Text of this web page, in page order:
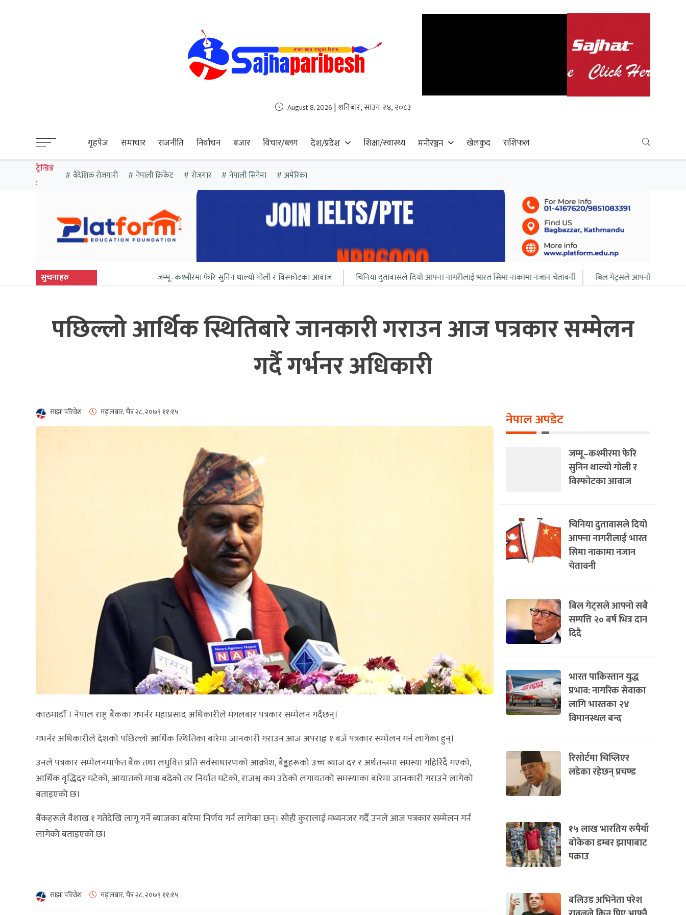
August 8, 2026 | शनिबार, साउन २४, २०८३
गृहपेज समाचार राजनीति निर्वाचन बजार विचार/ब्लग देश/प्रदेश शिक्षा/स्वास्थ्य मनोरञ्जन खेलकुद राशिफल
ट्रेन्डिङ
:
वैदेशिक रोजगारी नेपाली क्रिकेट रोजगार नेपाली सिनेमा अमेरिका
सुचनाहरु जम्मू–कश्मीरमा फेरि सुनिन थाल्यो गोली र विस्फोटका आवाज चिनिया दुतावासले दियो आफ्ना नागरीलाई भारत सिमा नाकामा नजान चेतावनी बिल गेट्सले आफ्नो सबै सम्पत्ति २० बर्ष भित्र दान
पछिल्लो आर्थिक स्थितिबारे जानकारी गराउन आज पत्रकार सम्मेलन
गर्दै गर्भनर अधिकारी
साझा परिवेश मङ्लबार, चैत्र २८, २०७९ ११:१५
काठमाडौँ । नेपाल राष्ट्र बैंकका गभर्नर महाप्रसाद अधिकारीले मंगलबार पत्रकार सम्मेलन गर्दैछन्।
गभर्नर अधिकारीले देशको पछिल्लो आर्थिक स्थितिका बारेमा जानकारी गराउन आज अपराह्न १ बजे पत्रकार सम्मेलन गर्न लागेका हुन्।
उनले पत्रकार सम्मेलनमार्फत बैंक तथा लघुवित्त प्रति सर्वसाधारणको आक्रोश, बैङ्कहरूको उच्च ब्याज दर र अर्थतन्त्रमा समस्या गहिरिँदै गएको,
आर्थिक वृद्धिदर घटेको, आयातको मात्रा बढेको तर निर्यात घटेको, राजश्व कम उठेको लगायतको समस्याका बारेमा जानकारी गराउने लागेको
बताइएको छ।
बैंकहरूले वैशाख १ गतेदेखि लागू गर्ने ब्याजका बारेमा निर्णय गर्न लागेका छन्। सोही कुरालाई मध्यनजर गर्दै उनले आज पत्रकार सम्मेलन गर्न
लागेको बताइएको छ।
साझा परिवेश मङ्लबार, चैत्र २८, २०७९ ११:१५
नेपाल अपडेट
जम्मू–कश्मीरमा फेरि
सुनिन थाल्यो गोली र
विस्फोटका आवाज
चिनिया दुतावासले दियो
आफ्ना नागरीलाई भारत
सिमा नाकामा नजान
चेतावनी
बिल गेट्सले आफ्नो सबै
सम्पत्ति २० बर्ष भित्र दान
दिदै
भारत पाकिस्तान युद्ध
प्रभाव: नागरिक सेवाका
लागि भारतका २४
विमानस्थल बन्द
रिसोर्टमा चिप्लिएर
लडेका रहेछन् प्रचण्ड
१५ लाख भारतिय रुपैयाँ
बोकेका डम्बर झापाबाट
पक्राउ
बलिउड अभिनेता परेश